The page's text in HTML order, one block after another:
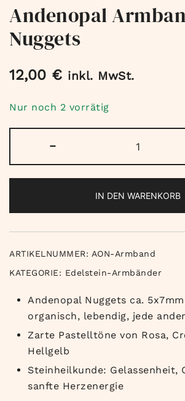
Andenopal
Nuggets
12,00 € inkl. MwSt.
Nur noch 2 vorrätig
-
Armband
Nuggets
IN DEN WARENKORB
ARTIKELNUMMER: AON-Armband
KATEGORIE: Edelstein-Armbänder
Andenopal Nuggets ca.
organisch, lebendig, jede
Zarte Pastelltöne von Rosa,
Hellgelb
Steinheilkunde: Gelassenheit,
sanfte Herzenergie